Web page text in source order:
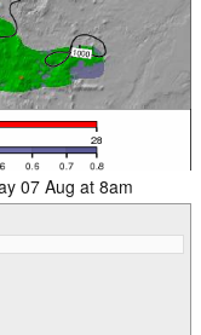
07 Aug at 8am